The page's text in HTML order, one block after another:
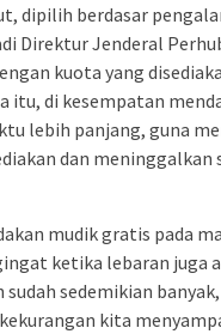
dipilih berdasar
Direktur Jenderal
kuota yang
itu, di kesempatan
lebih panjang, guna
dan
mudik gratis pada
ketika lebaran juga
sudah sedemikian
kita